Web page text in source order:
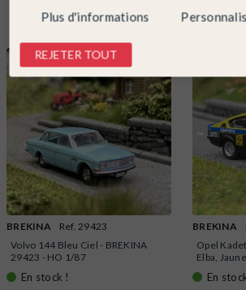
Dans la même
BREKINA
Ref. 29423
Volvo 144 Bleu Ciel - BREKINA
29423 - HO 1/87
En stock !
BREKINA
Opel
Elba,
En
Plus d'informations
REJETER TOUT